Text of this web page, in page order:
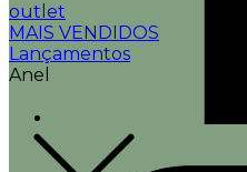
outlet
MAIS VENDIDOS
Lançamentos
Anel